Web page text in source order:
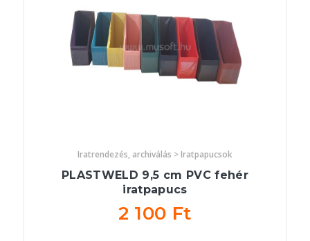
Iratrendezés, archiválás > Iratpapucsok
PLASTWELD 9,5 cm PVC fehér
iratpapucs
2 100 Ft